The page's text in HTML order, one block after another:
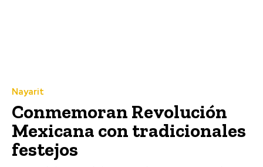
Nayarit
Conmemoran Revolución
Mexicana con tradicionales
festejos